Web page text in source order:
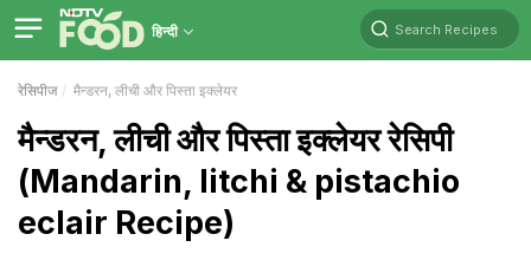
हिन्दी Search Recipes
रेसिपीज मैन्डरन, लीची और पिस्ता इक्लेयर
मैन्डरन, लीची और पिस्ता इक्लेयर रेसिपी
(Mandarin, litchi & pistachio
eclair Recipe)